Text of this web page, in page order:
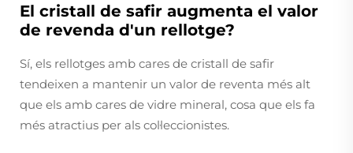
El cristall de safir augmenta el valor
de revenda d'un rellotge?
Sí, els rellotges amb cares de cristall de safir
tendeixen a mantenir un valor de reventa més alt
que els amb cares de vidre mineral, cosa que els fa
més atractius per als col·leccionistes.